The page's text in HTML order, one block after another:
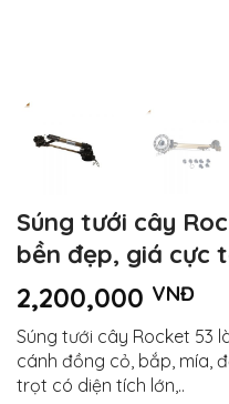
Súng tưới cây
bền đẹp, giá cực
2,200,000 VNĐ
Súng tưới cây Rocket 53
cánh đồng cỏ, bắp, mía,
trọt có diện tích lớn,..